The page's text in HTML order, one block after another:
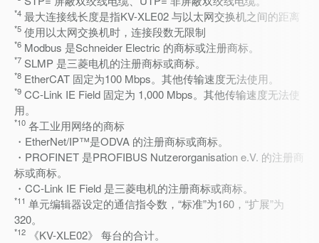
*4 最大连接线长度是指KV-XLE02 与以太网交换机之间的距离
*5 使用以太网交换机时，连接段数无限制
*6 Modbus 是Schneider Electric 的商标或注册商标。
*7 SLMP 是三菱电机的注册商标或商标。
*8 EtherCAT 固定为100 Mbps。其他传输速度无法使用。
*9 CC-Link IE Field 固定为 1,000 Mbps。其他传输速度无法使
用。
*10 各工业用网络的商标
・EtherNet/IP™是ODVA 的注册商标或商标。
・PROFINET 是PROFIBUS Nutzerorganisation e.V. 的注册商
标或商标。
・CC-Link IE Field 是三菱电机的注册商标或商标。
*11 单元编辑器设定的通信指令数，“标准”为160，“扩展”为
320。
*12 《KV-XLE02》 每台的合计。